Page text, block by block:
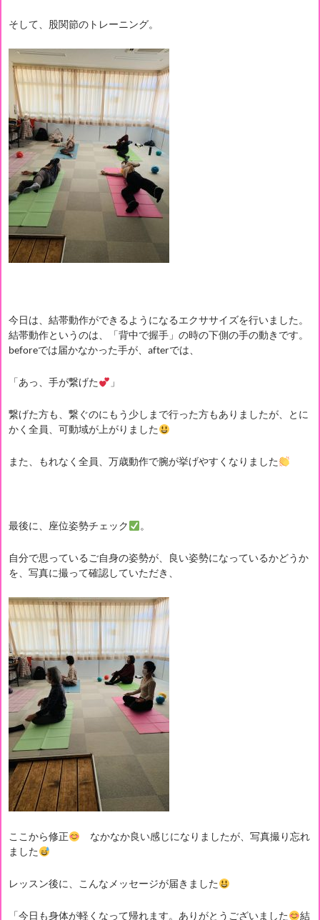
そして、股関節のトレーニング。
今日は、結帯動作ができるようになるエクササイズを行いました。
結帯動作というのは、「背中で握手」の時の下側の手の動きです。
beforeでは届かなかった手が、afterでは、
「あっ、手が繋げた 」
繋げた方も、繋ぐのにもう少しまで行った方もありましたが、とに
かく全員、可動域が上がりました
また、もれなく全員、万歳動作で腕が挙げやすくなりました
最後に、座位姿勢チェック 。
自分で思っているご自身の姿勢が、良い姿勢になっているかどうか
を、写真に撮って確認していただき、
ここから修正
なかなか良い感じになりましたが、写真撮り忘れ
ました
レッスン後に、こんなメッセージが届きました
「今日も身体が軽くなって帰れます。ありがとうございました 結